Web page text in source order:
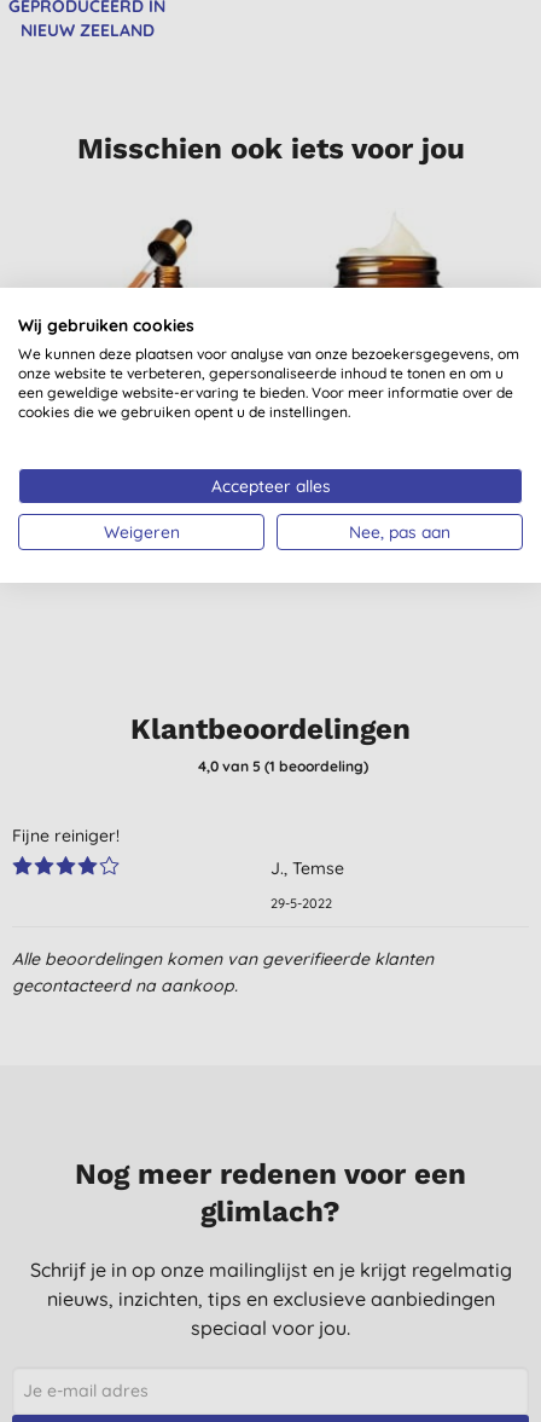
GEPRODUCEERD IN
NIEUW ZEELAND
Misschien ook iets voor jou
Plumping Serum
(droge huid)
€ 45,30 KOPEN € 47,35 KOPEN
Klantbeoordelingen
4,0van 5 (1 beoordeling)
Fijne reiniger!
J., Temse
29-5-2022
Alle beoordelingen komen van geverifieerde klanten
gecontacteerd na aankoop.
Nog meer redenen voor een
glimlach?
Schrijf je in op onze mailinglijst en je krijgt regelmatig
nieuws, inzichten, tips en exclusieve aanbiedingen
speciaal voor jou.
Wij gebruiken cookies
We kunnen deze plaatsen voor analyse van onze bezoekersgegevens, om
onze website te verbeteren, gepersonaliseerde inhoud te tonen en om u
een geweldige website-ervaring te bieden. Voor meer informatie over de
cookies die we gebruiken opent u de instellingen.
Accepteer alles
Weigeren Nee, pas aan